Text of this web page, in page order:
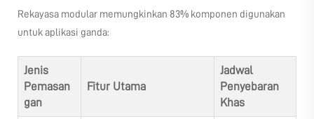
Rekayasa modular memungkinkan 83% komponen digunakan
untuk aplikasi ganda:
Jenis
Pemasan
gan
Fitur Utama
Jadwal
Penyebaran
Khas